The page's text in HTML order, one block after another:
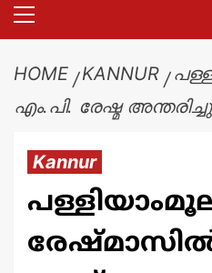
HOME KANNUR
എം.പി. രേഷ്മ
Kannur